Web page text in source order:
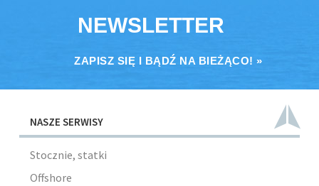
NEWSLETTER
ZAPISZ SIĘ I BĄDŹ NA BIEŻĄCO! »
NASZE SERWISY
Stocznie, statki
Offshore